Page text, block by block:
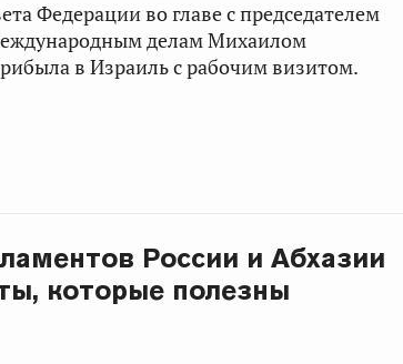
Федерации во главе с председателем
деламМихаилом
в Израиль с рабочим визитом.
России и Абхазии
которые полезны